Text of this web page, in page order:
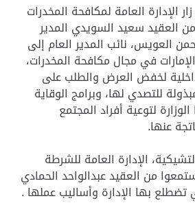
الإدارة العامة لمكافحة المخدرات
من العقيد سعيد السويدي المدير
العويس، نائب المدير العام إلى
في مجال مكافحة المخدرات،
لخفض العرض والطلب على
للتصدي لها، وبرامج الوقاية
لتوعية أفراد المجتمع
عنها.
الإدارة العامة للشرطة
من العقيد عبدالواحد الحمادي
بها الإدارة وأساليب عملها .